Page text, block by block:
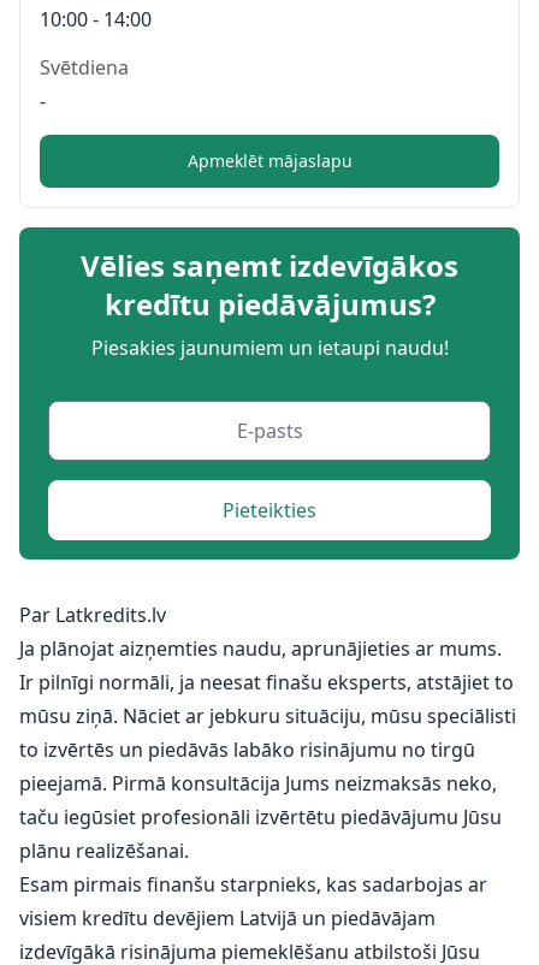
10:00 - 14:00
Svētdiena
-
Apmeklēt mājaslapu
Vēlies saņemt izdevīgākos
kredītu piedāvājumus?
Piesakies jaunumiem un ietaupi naudu!
Pieteikties
Par Latkredits.lv
Ja plānojat aizņemties naudu, aprunājieties ar mums.
Ir pilnīgi normāli, ja neesat finašu eksperts, atstājiet to
mūsu ziņā. Nāciet ar jebkuru situāciju, mūsu speciālisti
to izvērtēs un piedāvās labāko risinājumu no tirgū
pieejamā. Pirmā konsultācija Jums neizmaksās neko,
taču iegūsiet profesionāli izvērtētu piedāvājumu Jūsu
plānu realizēšanai.
Esam pirmais finanšu starpnieks, kas sadarbojas ar
visiem kredītu devējiem Latvijā un piedāvājam
izdevīgākā risinājuma piemeklēšanu atbilstoši Jūsu